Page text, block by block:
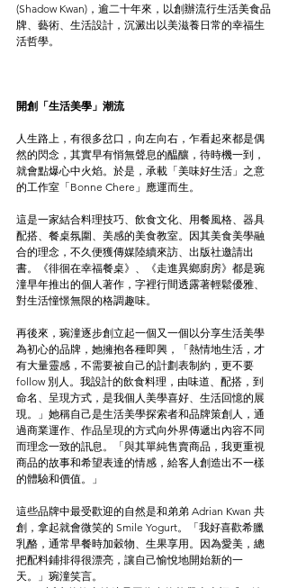
(Shadow Kwan)，逾二十年來，以創辦流行生活美食品
牌、藝術、生活設計，沉澱出以美滋養日常的幸福生
活哲學。
開創「生活美學」潮流
人生路上，有很多岔口，向左向右，乍看起來都是偶
然的閃念，其實早有悄無聲息的醖釀，待時機一到，
就會點爆心中火焰。於是，承載「美味好生活」之意
的工作室「Bonne Chere」應運而生。
這是一家結合料理技巧、飲食文化、用餐風格、器具
配搭、餐桌氛圍、美感的美食教室。因其美食美學融
合的理念，不久便獲傳媒陸續來訪、出版社邀請出
書。《徘徊在幸福餐桌》、《走進異鄉廚房》都是琬
潼早年推出的個人著作，字裡行間透露著輕鬆優雅、
對生活憧憬無限的格調趣味。
再後來，琬潼逐步創立起一個又一個以分享生活美學
為初心的品牌，她擁抱各種即興，「熱情地生活，才
有大量靈感，不需要被自己的計劃表制約，更不要
follow 別人。我設計的飲食料理，由味道、配搭，到
命名、呈現方式，是我個人美學喜好、生活回憶的展
現。」她稱自己是生活美學探索者和品牌策創人，通
過商業運作、作品呈現的方式向外界傳遞出內容不同
而理念一致的訊息。「與其單純售賣商品，我更重視
商品的故事和希望表達的情感，給客人創造出不一樣
的體驗和價值。」
這些品牌中最受歡迎的自然是和弟弟 Adrian Kwan 共
創，拿起就會微笑的 Smile Yogurt。「我好喜歡希臘
乳酪，通常早餐時加穀物、生果享用。因為愛美，總
把配料鋪排得很漂亮，讓自己愉悅地開始新的一
天。」琬潼笑言。